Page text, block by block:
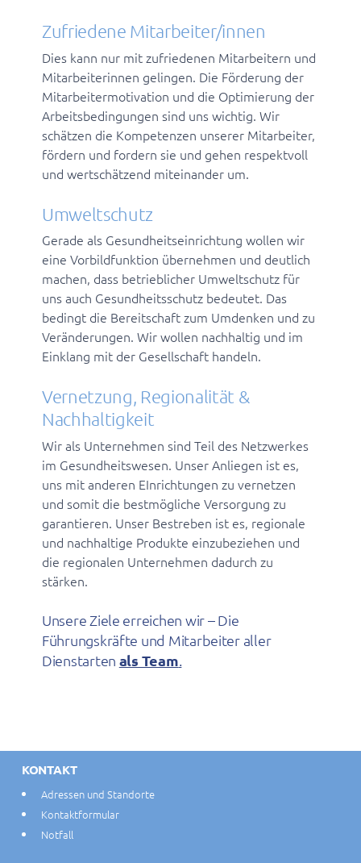
Zufriedene Mitarbeiter/innen
Dies kann nur mit zufriedenen Mitarbeitern und
Mitarbeiterinnen gelingen. Die Förderung der
Mitarbeitermotivation und die Optimierung der
Arbeitsbedingungen sind uns wichtig. Wir
schätzen die Kompetenzen unserer Mitarbeiter,
fördern und fordern sie und gehen respektvoll
und wertschätzend miteinander um.
Umweltschutz
Gerade als Gesundheitseinrichtung wollen wir
eine Vorbildfunktion übernehmen und deutlich
machen, dass betrieblicher Umweltschutz für
uns auch Gesundheitsschutz bedeutet. Das
bedingt die Bereitschaft zum Umdenken und zu
Veränderungen. Wir wollen nachhaltig und im
Einklang mit der Gesellschaft handeln.
Vernetzung, Regionalität &
Nachhaltigkeit
Wir als Unternehmen sind Teil des Netzwerkes
im Gesundheitswesen. Unser Anliegen ist es,
uns mit anderen EInrichtungen zu vernetzen
und somit die bestmögliche Versorgung zu
garantieren. Unser Bestreben ist es, regionale
und nachhaltige Produkte einzubeziehen und
die regionalen Unternehmen dadurch zu
stärken.
Unsere Ziele erreichen wir – Die
Führungskräfte und Mitarbeiter aller
Dienstarten als Team.
KONTAKT
Adressen und Standorte
Kontaktformular
Notfall